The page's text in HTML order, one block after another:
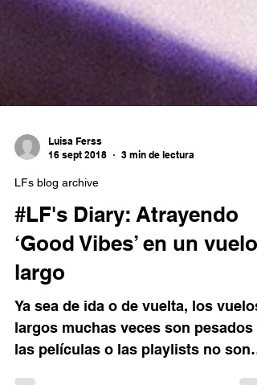
Luisa Ferss
LFs blog archive
#LF's Diary: Atrayendo
‘Good Vibes’ en un vuelo
largo
Ya sea de ida o de vuelta, los vuelos